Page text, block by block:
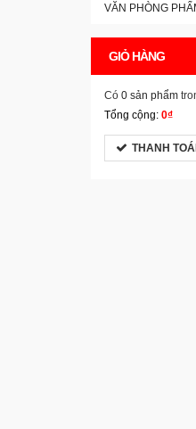
VĂN PHÒNG
GIỎ HÀNG
Có 0 sản phẩm
Tổng cộng: 0₫
THANH